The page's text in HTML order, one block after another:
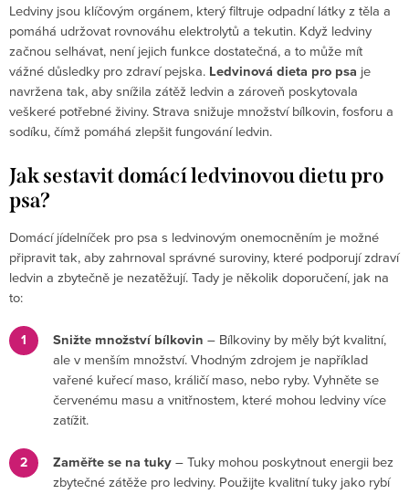
Ledviny jsou klíčovým orgánem, který filtruje odpadní látky z těla a
pomáhá udržovat rovnováhu elektrolytů a tekutin. Když ledviny
začnou selhávat, není jejich funkce dostatečná, a to může mít
vážné důsledky pro zdraví pejska. Ledvinová dieta pro psa je
navržena tak, aby snížila zátěž ledvin a zároveň poskytovala
veškeré potřebné živiny. Strava snižuje množství bílkovin, fosforu a
sodíku, čímž pomáhá zlepšit fungování ledvin.
Jak sestavit domácí ledvinovou dietu pro
psa?
Domácí jídelníček pro psa s ledvinovým onemocněním je možné
připravit tak, aby zahrnoval správné suroviny, které podporují zdraví
ledvin a zbytečně je nezatěžují. Tady je několik doporučení, jak na
to:
Snižte množství bílkovin – Bílkoviny by měly být kvalitní,
ale v menším množství. Vhodným zdrojem je například
vařené kuřecí maso, králičí maso, nebo ryby. Vyhněte se
červenému masu a vnitřnostem, které mohou ledviny více
zatížit.
Zaměřte se na tuky– Tuky mohou poskytnout energii bez
zbytečné zátěže pro ledviny. Použijte kvalitní tuky jako rybí